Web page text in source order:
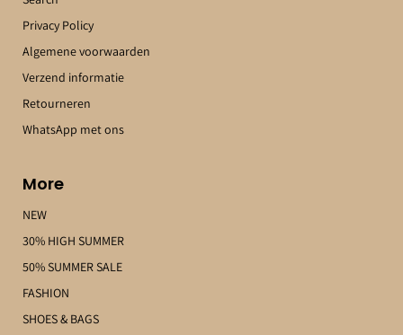
Privacy Policy
Algemene voorwaarden
Verzend informatie
Retourneren
WhatsApp met ons
More
NEW
30% HIGH SUMMER
50% SUMMER SALE
FASHION
SHOES & BAGS